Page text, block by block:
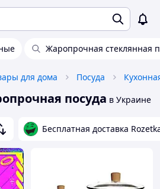
Жаропрочная стеклянная
для дома Посуда
посуда в Украине
Бесплатная доставка